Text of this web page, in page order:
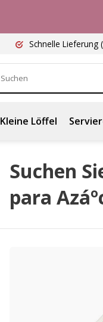
Schnelle Lieferung
Kleine Löffel
Suchen
para